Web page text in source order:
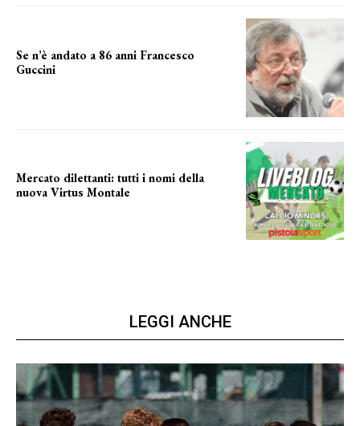
Se n’è andato a 86 anni Francesco
Guccini
Mercato dilettanti: tutti i nomi della
nuova Virtus Montale
LEGGI ANCHE